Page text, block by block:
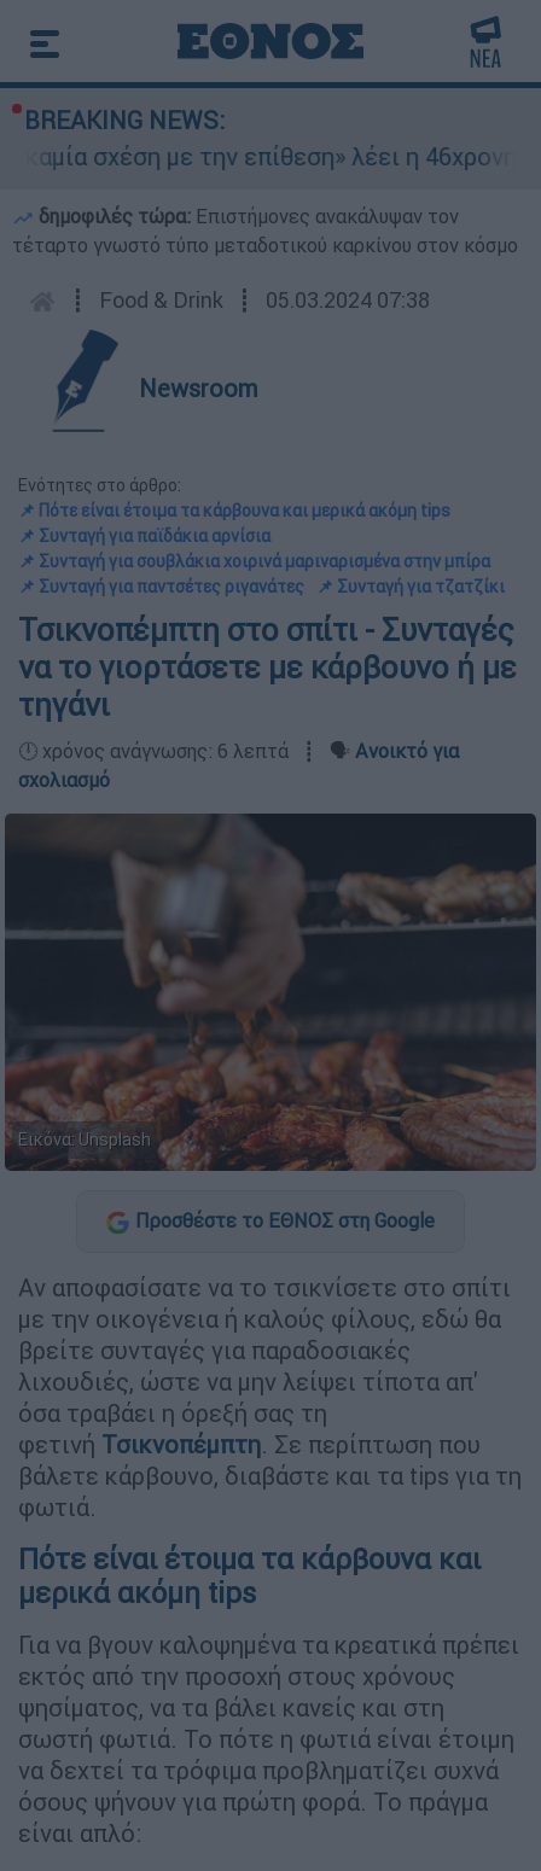
BREAKING NEWS:
σχέση με την επίθεση» λέει η 46χρονη - Τι
δημοφιλές τώρα: Επιστήμονες ανακάλυψαν τον
τέταρτο γνωστό τύπο μεταδοτικού καρκίνου στον κόσμο
┋ Food & Drink ┋ 05.03.2024 07:38
Newsroom
Ενότητες στο άρθρο:
📌 Πότε είναι έτοιμα τα κάρβουνα και μερικά ακόμη tips
📌 Συνταγή για παϊδάκια αρνίσια
📌 Συνταγή για σουβλάκια χοιρινά μαριναρισμένα στην μπίρα
📌 Συνταγή για παντσέτες ριγανάτες
📌 Συνταγή για τζατζίκι
Τσικνοπέμπτη στο σπίτι - Συνταγές
να το γιορτάσετε με κάρβουνο ή με
τηγάνι
🕛 χρόνος ανάγνωσης: 6 λεπτά ┋ 🗣️ Ανοικτό για
σχολιασμό
Εικόνα: Unsplash
Προσθέστε το ΕΘΝΟΣ στη Google
Αν αποφασίσατε να το τσικνίσετε στο σπίτι
με την οικογένεια ή καλούς φίλους, εδώ θα
βρείτε συνταγές για παραδοσιακές
λιχουδιές, ώστε να μην λείψει τίποτα απ'
όσα τραβάει η όρεξή σας τη
φετινή Τσικνοπέμπτη. Σε περίπτωση που
βάλετε κάρβουνο, διαβάστε και τα tips για τη
φωτιά.
Πότε είναι έτοιμα τα κάρβουνα και
μερικά ακόμη tips
Για να βγουν καλοψημένα τα κρεατικά πρέπει
εκτός από την προσοχή στους χρόνους
ψησίματος, να τα βάλει κανείς και στη
σωστή φωτιά. Το πότε η φωτιά είναι έτοιμη
να δεχτεί τα τρόφιμα προβληματίζει συχνά
όσους ψήνουν για πρώτη φορά. Το πράγμα
είναι απλό: